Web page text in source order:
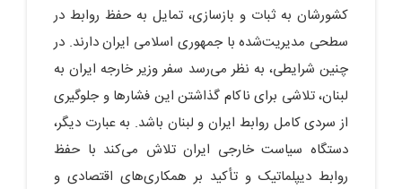
کشورشان به ثبات و بازسازی، تمایل به حفظ روابط در
سطحی مدیریت‌شده با جمهوری اسلامی ایران دارند. در
چنین شرایطی، به نظر می‌رسد سفر وزیر خارجه ایران به
لبنان، تلاشی برای ناکام گذاشتن این فشارها و جلوگیری
از سردی کامل روابط ایران و لبنان باشد. به عبارت دیگر،
دستگاه سیاست خارجی ایران تلاش می‌کند با حفظ
روابط دیپلماتیک و تأکید بر همکاری‌های اقتصادی و